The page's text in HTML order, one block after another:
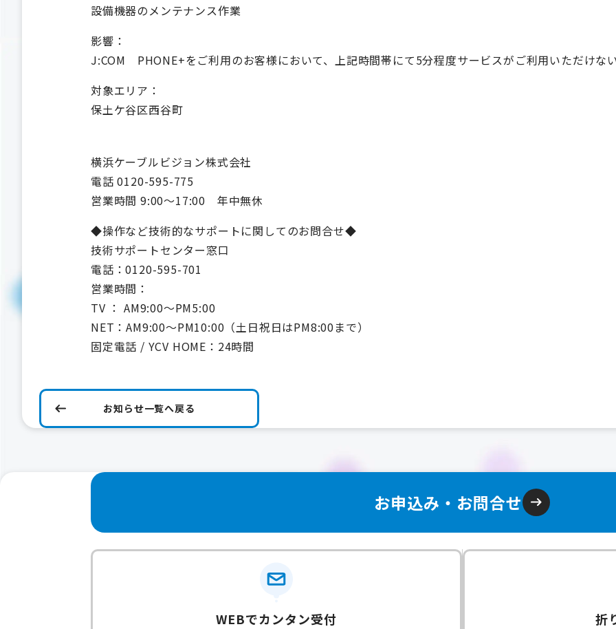
設備機器のメンテナンス作業
影響：
J:COM PHONE+をご利用のお客様において、上記時間帯にて5分程度サービスがご利用いただけな
対象エリア：
保土ケ谷区西谷町
横浜ケーブルビジョン株式会社
電話 0120-595-775
営業時間 9:00～17:00 年中無休
◆操作など技術的なサポートに関してのお問合せ◆
技術サポートセンター窓口
電話：0120-595-701
営業時間：
TV ： AM9:00～PM5:00
NET：AM9:00～PM10:00（土日祝日はPM8:00まで）
固定電話 / YCV HOME：24時間
お知らせ一覧へ戻る
お申込み・お問合せ
WEBでカンタン受付 折